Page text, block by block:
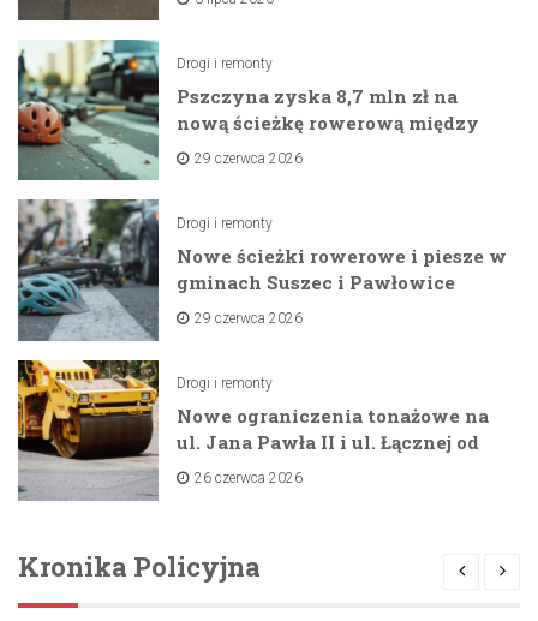
Drogi i remonty
Pszczyna zyska 8,7 mln zł na
nową ścieżkę rowerową między
zaporami
29 czerwca 2026
Drogi i remonty
Nowe ścieżki rowerowe i piesze w
gminach Suszec i Pawłowice
dzięki unijnemu wsparciu
29 czerwca 2026
Drogi i remonty
Nowe ograniczenia tonażowe na
ul. Jana Pawła II i ul. Łącznej od
lipca 2026 roku
26 czerwca 2026
Kronika Policyjna